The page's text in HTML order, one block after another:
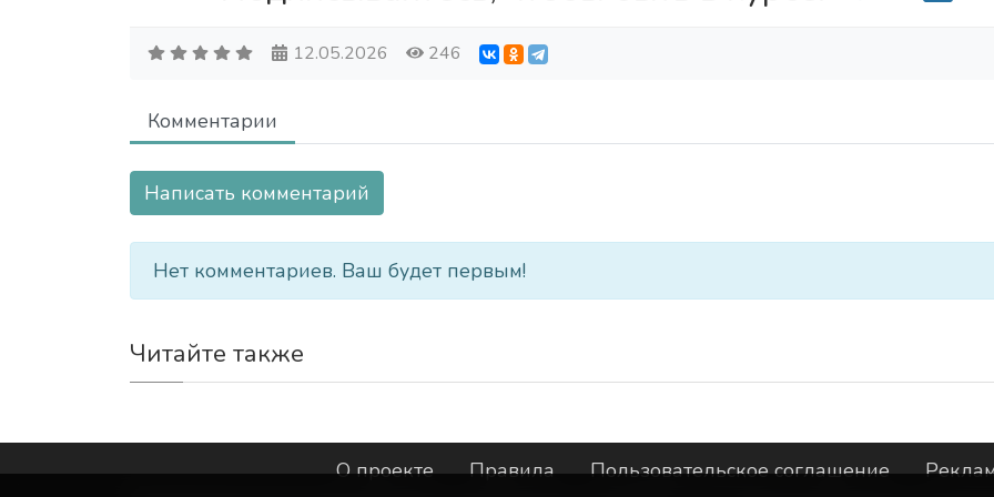
12.05.2026 246
Комментарии
Написать комментарий
Нет комментариев. Ваш будет первым!
Читайте также
О проекте Правила Пользовательское соглашение